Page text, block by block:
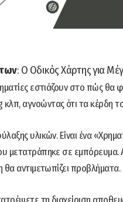
: Ο Οδικός Χάρτης για
εστιάζουν στο πώς
αγνοώντας ότι τα κέρδη
υλικών. Είναι ένα
μετατράπηκε σε εμπόρευμα.
θα αντιμετωπίζει προβλήματα.